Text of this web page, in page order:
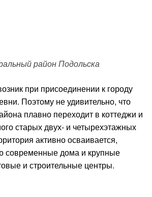
район Подольска
при присоединении к городу
Поэтому не удивительно, что
плавно переходит в коттеджи и
старых двух- и четырехэтажных
активно осваивается,
современные дома и крупные
и строительные центры.